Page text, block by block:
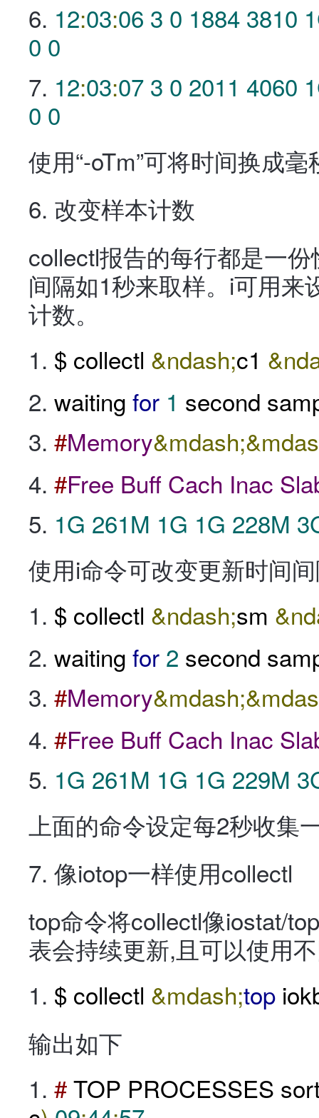
12:03:06 3 0 1884 3810
0 0
12:03:07 3 0 2011 4060
0 0
使用“-oTm”可将时间换成
6. 改变样本计数
collectl报告的每行都是一
间隔如1秒来取样。i可用来
计数。
$ collectl &ndash;c1
waiting for 1 second
#Memory
#Free Buff Cach Inac
1G 261M 1G 1G 228M
使用i命令可改变更新时间
$ collectl &ndash;sm
waiting for 2 second
#Memory
#Free Buff Cach Inac
1G 261M 1G 1G 229M
上面的命令设定每2秒收集
7. 像iotop一样使用collectl
top命令将collectl像iostat/
表会持续更新,且可以使用
$ collectl &mdash;top
输出如下
#TOP PROCESSES